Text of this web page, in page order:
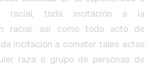
racial, toda incitación a la
racial, así como todo acto de
incitación a cometer tales actos
raza o grupo de personas de